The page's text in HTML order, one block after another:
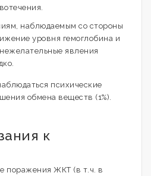
наблюдаемым со стороны
уровня гемоглобина и
явления
психические
обмена веществ (1%).
к
поражения ЖКТ (в т.ч. в